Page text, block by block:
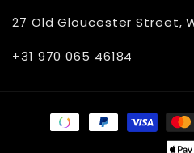
27 Old Gloucester Street,
+31 970 065 46184
Betalningsmetoder